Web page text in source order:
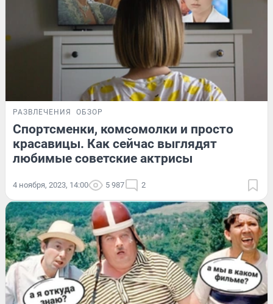
РАЗВЛЕЧЕНИЯ ОБЗОР
Спортсменки, комсомолки и просто
красавицы. Как сейчас выглядят
любимые советские актрисы
4 ноября, 2023, 14:00 5 987 2